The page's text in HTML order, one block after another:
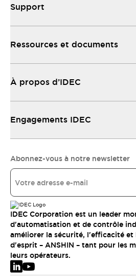
Support
Ressources et documents
À propos d’IDEC
Engagements IDEC
Abonnez-vous à notre newsletter
IDEC Corporation est un leader
d'automatisation et de contrôle
améliorer la sécurité, l'efficacité
d'esprit – ANSHIN – tant pour les
leurs opérateurs.